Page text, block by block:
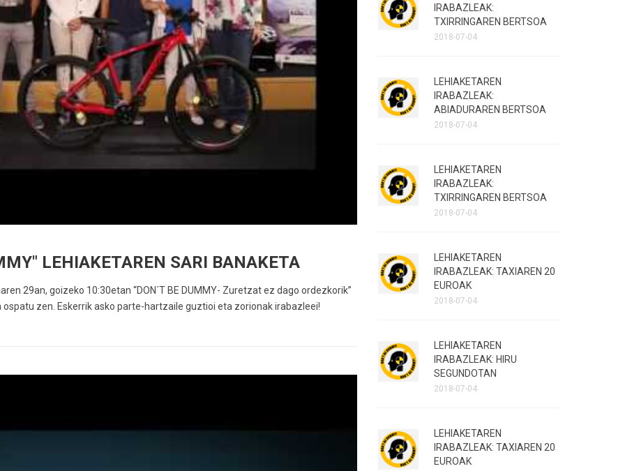
LEHIAKETAREN SARI BANAKETA
29an, goizeko 10:30etan “DON´T BE DUMMY- Zuretzat ez dago ordezkorik”
ospatu zen. Eskerrik asko parte-hartzaile guztioi eta zorionak irabazleei!
IRABAZLEAK:
TXIRRINGAREN BERTSOA
2018-07-04
LEHIAKETAREN
IRABAZLEAK:
ABIADURAREN BERTSOA
2018-07-04
LEHIAKETAREN
IRABAZLEAK:
TXIRRINGAREN BERTSOA
2018-07-04
LEHIAKETAREN
IRABAZLEAK: TAXIAREN 20
EUROAK
2018-07-04
LEHIAKETAREN
IRABAZLEAK: HIRU
SEGUNDOTAN
2018-07-04
LEHIAKETAREN
IRABAZLEAK: TAXIAREN 20
EUROAK